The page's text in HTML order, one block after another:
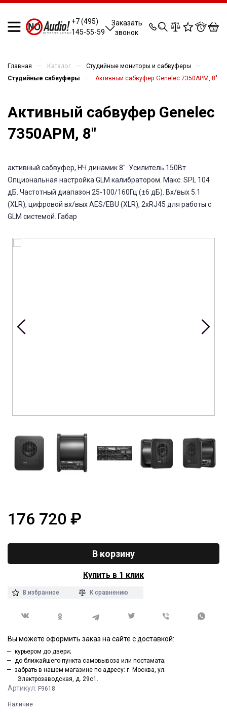
+7 (495)
145-55-59
Заказать
звонок
0 0 0 0
Главная — Каталог — Студийные мониторы и сабвуферы —
Студийные сабвуферы — Активный сабвуфер Genelec 7350APM, 8"
Активный сабвуфер Genelec
7350APM, 8"
активный сабвуфер, НЧ динамик 8". Усилитель 150Вт.
Опциональная настройка GLM калибратором. Макс. SPL 104
дБ. Частотный диапазон 25-100/160Гц (±6 дБ). Вх/вых 5.1
(XLR), цифровой вх/вых AES/EBU (XLR), 2xRJ45 для работы с
GLM системой. Габар
Артикул: F9618
Наличие
176 720 ₽
В корзину
Купить в 1 клик
В избранное К сравнению
Вы можете оформить заказ на сайте с доставкой:
курьером до двери;
до ближайшего пункта самовывоза или постамата;
забрать в нашем магазине по адресу: г. Москва, ул.
Электрозаводская, д. 29с1.